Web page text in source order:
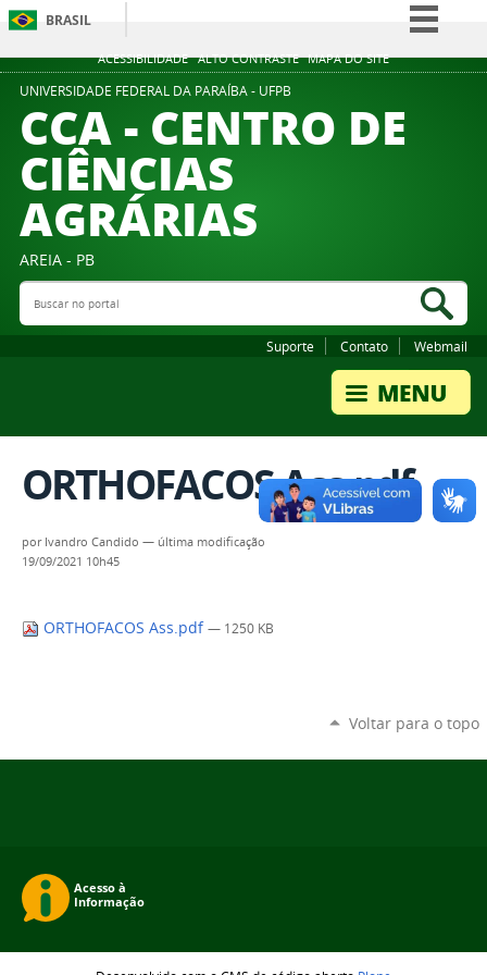
ACESSIBILIDADE ALTO CONTRASTE MAPA DO SITE
BRASIL
Simplifique!
Participe
UNIVERSIDADE FEDERAL DA PARAÍBA - UFPB
CCA - CENTRO DE
CIÊNCIAS
AGRÁRIAS
AREIA - PB
Buscar no portal
Suporte Contato Webmail
ORTHOFACOS Ass.pdf
por Ivandro Candido — última modificação
19/09/2021 10h45
ORTHOFACOS Ass.pdf — 1250 KB
Voltar para o topo